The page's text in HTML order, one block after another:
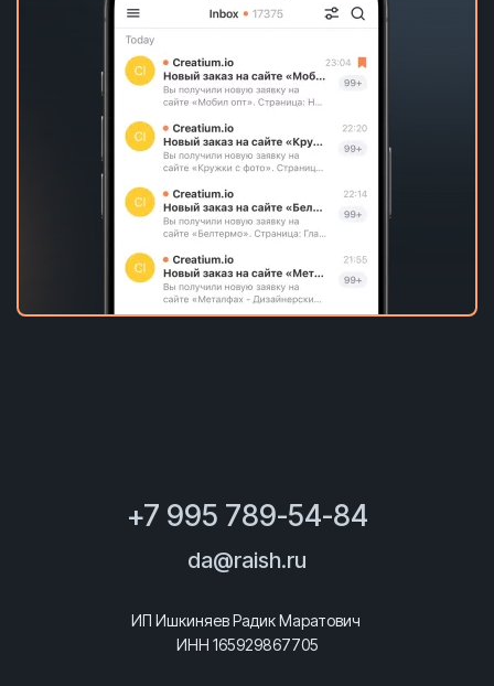
+7 995 789-54-84
da@raish.ru
ИП Ишкиняев Радик Маратович
ИНН 165929867705